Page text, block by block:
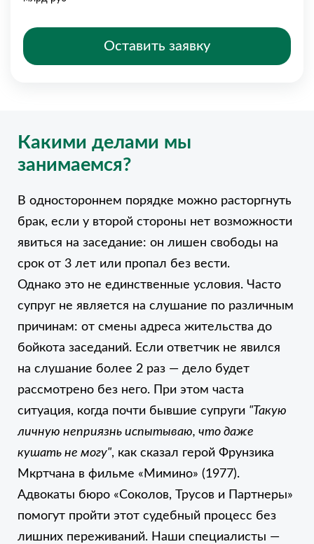
Оставить заявку
Какими делами мы
занимаемся?
В одностороннем порядке можно расторгнуть
брак, если у второй стороны нет возможности
явиться на заседание: он лишен свободы на
срок от 3 лет или пропал без вести.
Однако это не единственные условия. Часто
супруг не является на слушание по различным
причинам: от смены адреса жительства до
бойкота заседаний. Если ответчик не явился
на слушание более 2 раз — дело будет
рассмотрено без него. При этом часта
ситуация, когда почти бывшие супруги "Такую
личную неприязнь испытываю, что даже
кушать не могу", как сказал герой Фрунзика
Мкртчана в фильме «Мимино» (1977).
Адвокаты бюро «‎Соколов, Трусов и Партнеры»
помогут пройти этот судебный процесс без
лишних переживаний. Наши специалисты —